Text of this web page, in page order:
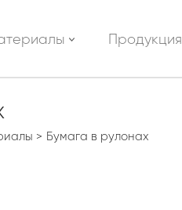
Продукция
Бумага в рулонах